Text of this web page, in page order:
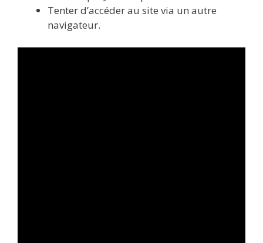
Tenter d’accéder au site via un autre
navigateur.